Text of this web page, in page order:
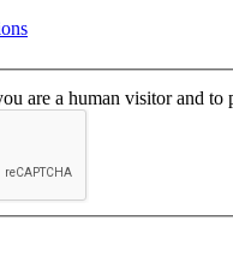
are a human visitor and to